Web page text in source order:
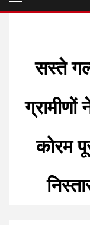
सस्ते
ग्रामीणों
कोरम